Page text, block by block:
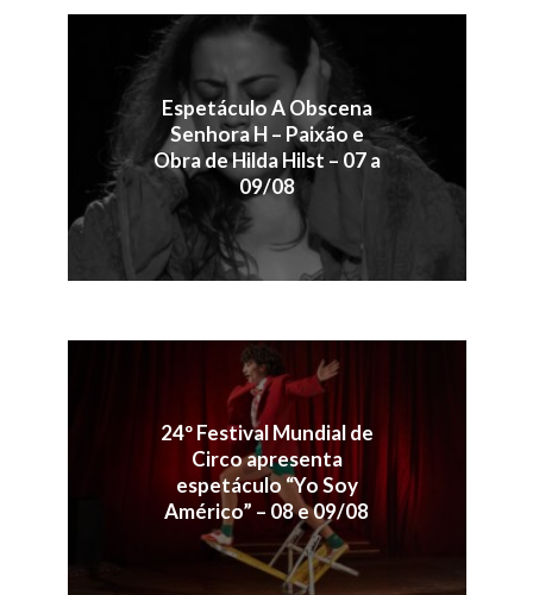
Espetáculo A Obscena
Senhora H – Paixão e
Obra de Hilda Hilst – 07 a
09/08
24º Festival Mundial de
Circo apresenta
espetáculo “Yo Soy
Américo” – 08 e 09/08